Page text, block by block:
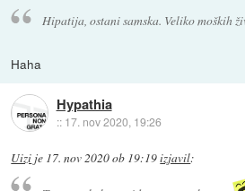
Hipatija, ostani samska. Veliko moških
Haha
Hypathia
:: 17. nov 2020, 19:26
Uizi je 17. nov 2020 ob 19:19izjavil: